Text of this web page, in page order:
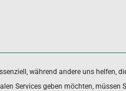
während andere uns helfen,
Services geben möchten, müssen